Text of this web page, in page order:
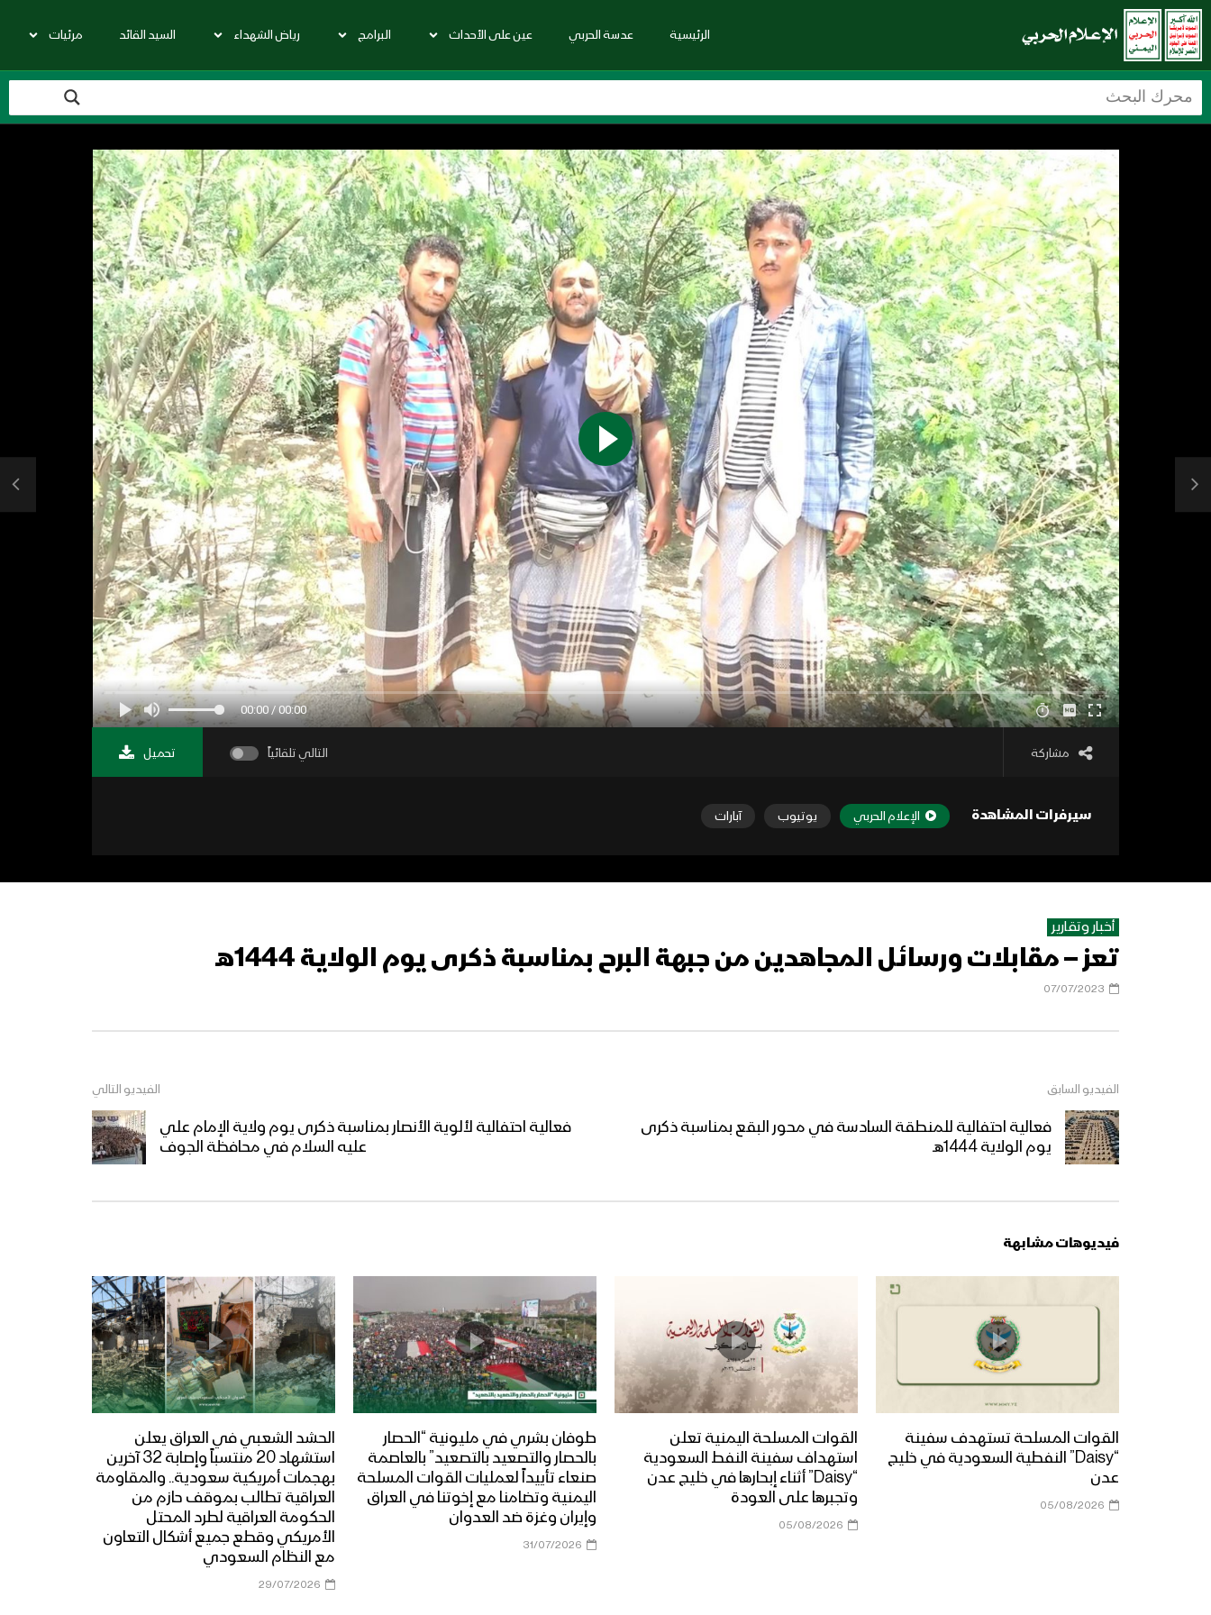
الرئيسية عدسة الحربي عين على الأحداث البرامج رياض الشهداء السيد القائد مرئيات
00:00 / 00:00
مشاركة التالي تلقائياً تحميل
سيرفرات المشاهدة الإعلام الحربي يوتيوب آبارات
أخبار وتقارير
تعز – مقابلات ورسائل المجاهدين من جبهة البرح بمناسبة ذكرى يوم الولاية 1444هـ
07/07/2023
الفيديو السابق
فعالية احتفالية للمنطقة السادسة في محور البقع بمناسبة ذكرى
يوم الولاية 1444هـ
الفيديو التالي
فعالية احتفالية لألوية الأنصار بمناسبة ذكرى يوم ولاية الإمام علي
عليه السلام في محافظة الجوف
فيديوهات مشابهة
القوات المسلحة تستهدف سفينة
“Daisy” النفطية السعودية في خليج
عدن
05/08/2026
القوات المسلحة اليمنية تعلن
استهداف سفينة النفط السعودية
“Daisy” أثناء إبحارها في خليج عدن
وتجبرها على العودة
05/08/2026
طوفان بشري في مليونية “الحصار
بالحصار والتصعيد بالتصعيد” بالعاصمة
صنعاء تأييداً لعمليات القوات المسلحة
اليمنية وتضامنا مع إخوتنا في العراق
وإيران وغزة ضد العدوان
31/07/2026
الحشد الشعبي في العراق يعلن
استشهاد 20 منتسباً وإصابة 32 آخرين
بهجمات أمريكية سعودية.. والمقاومة
العراقية تطالب بموقف حازم من
الحكومة العراقية لطرد المحتل
الأمريكي وقطع جميع أشكال التعاون
مع النظام السعودي
29/07/2026